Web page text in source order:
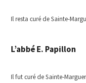
Il resta curé de Sainte-
L’abbé E. Papillon
Il fut curéde Sainte-